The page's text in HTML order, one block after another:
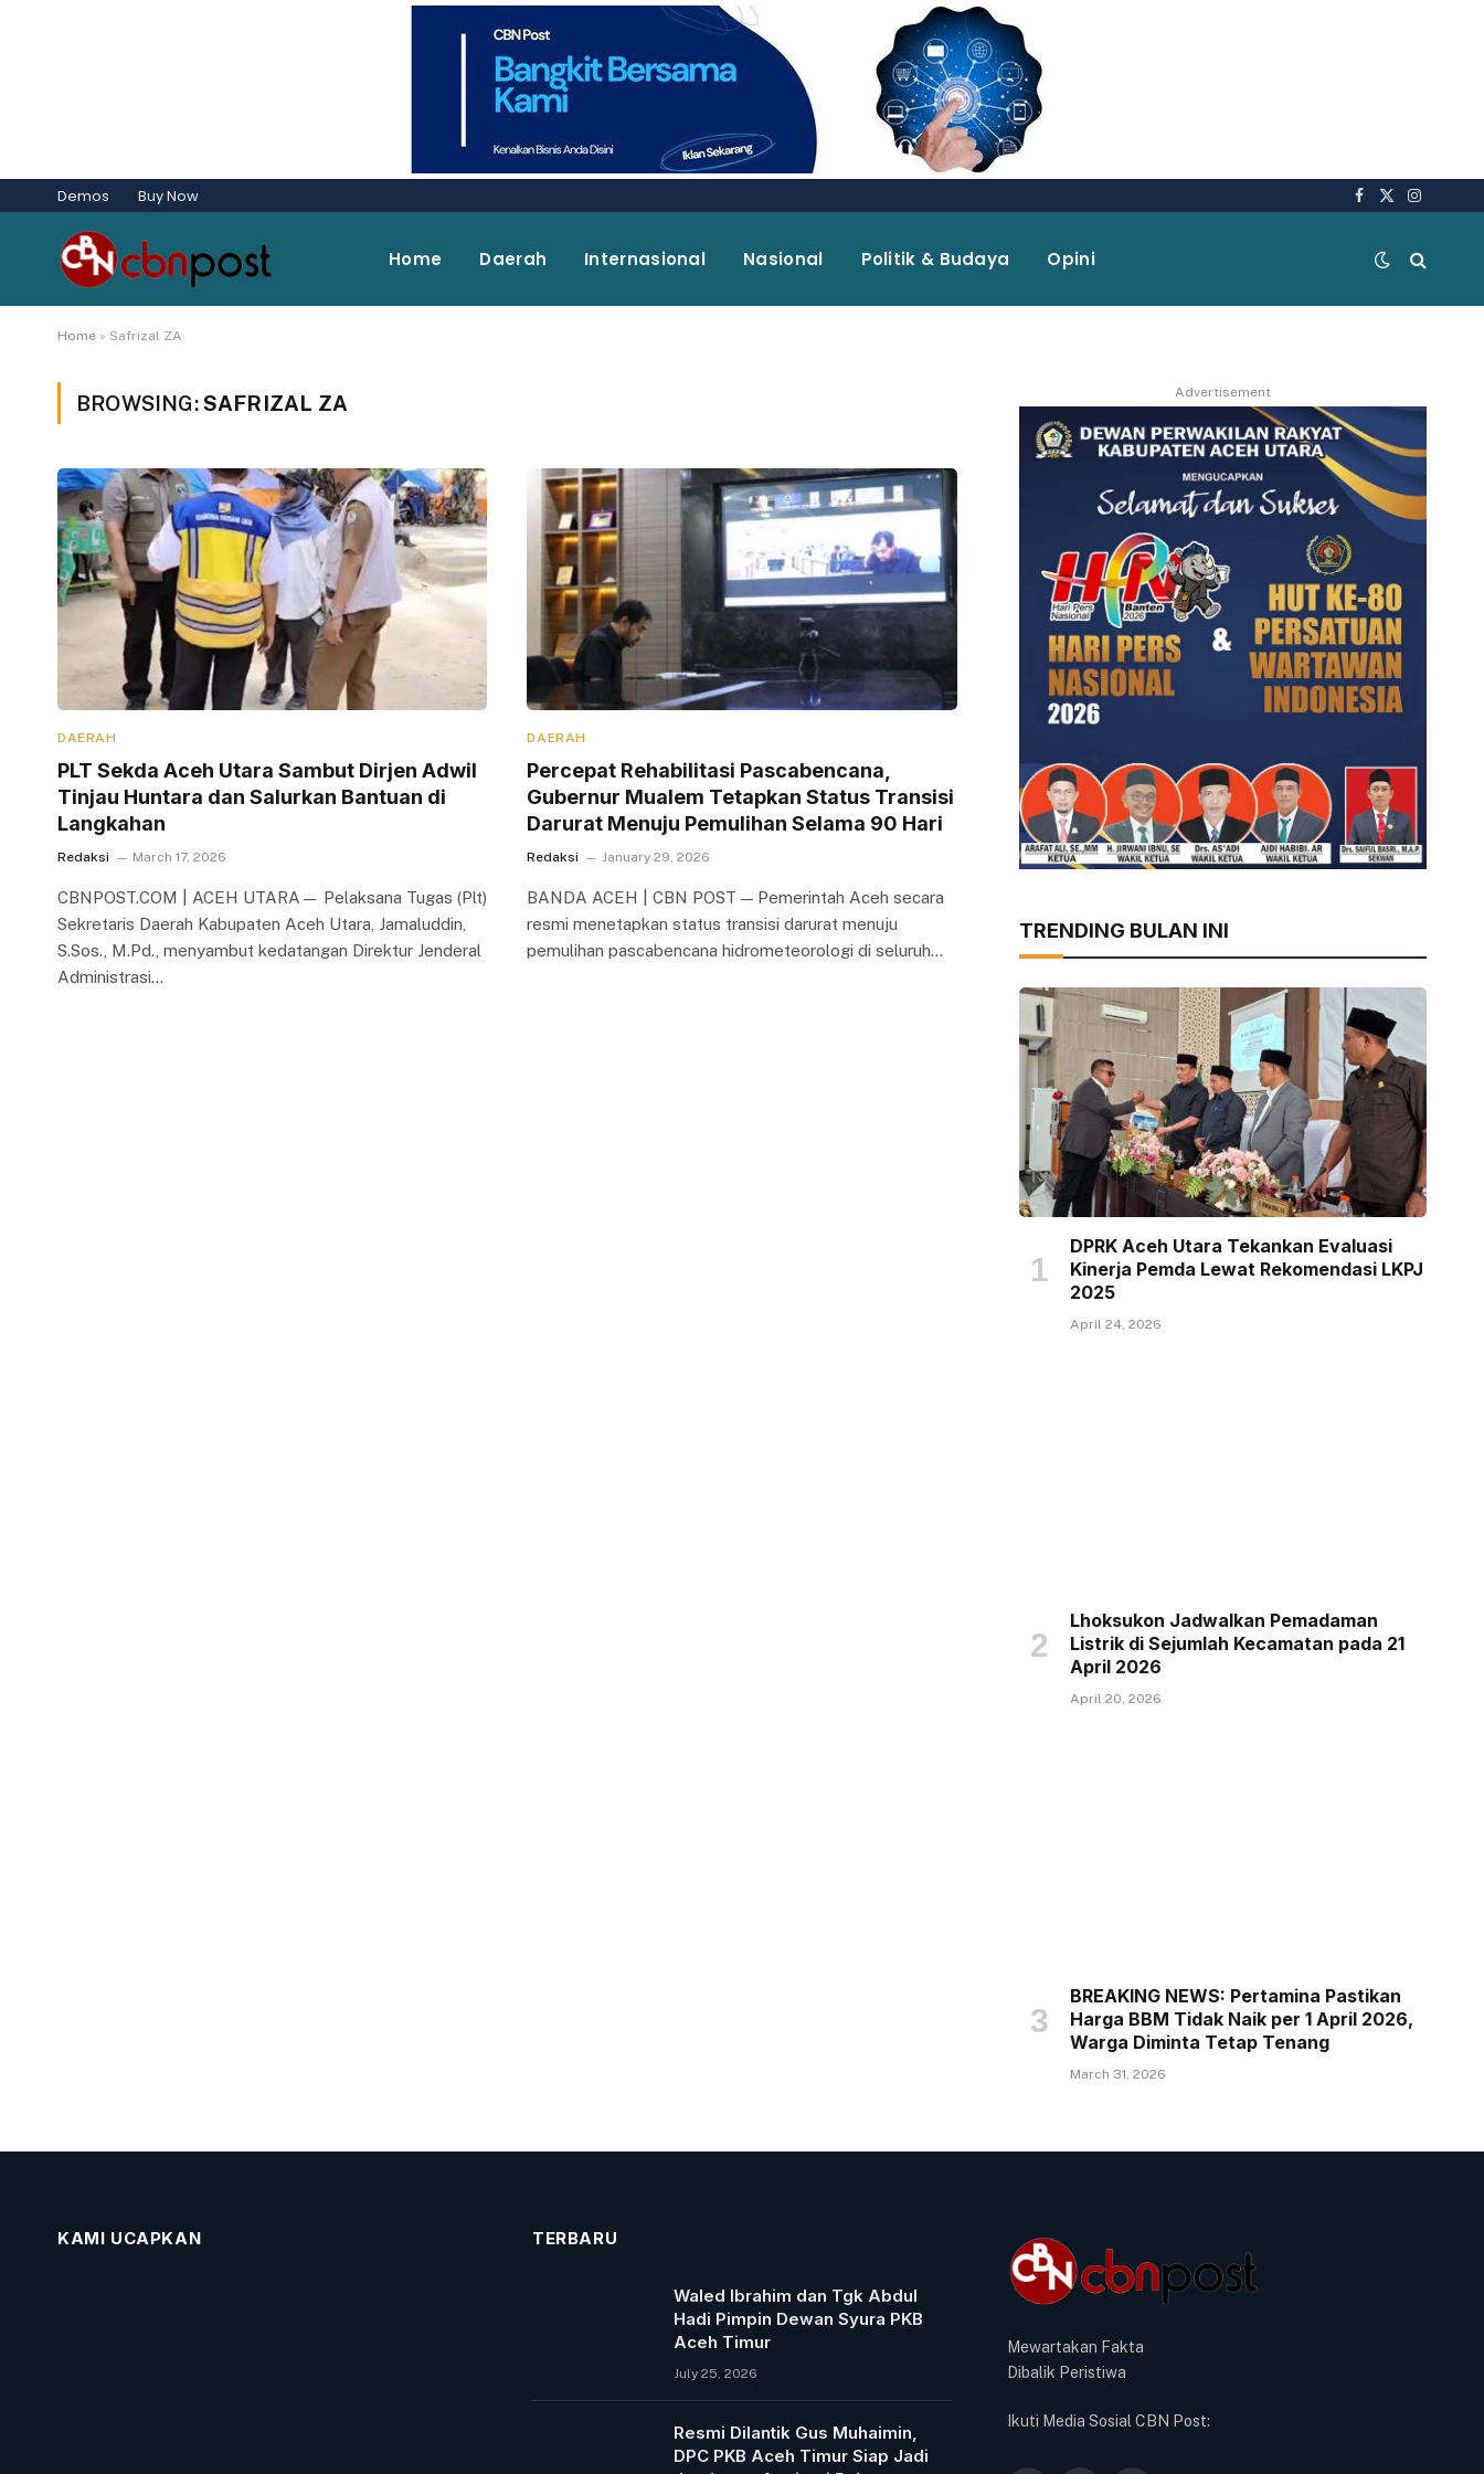
Demos Buy Now Facebook
X
Home Daerah Internasional Nasional Politik & Budaya Opini
Home » Safrizal ZA
BROWSING:SAFRIZAL ZA
DAERAH
PLT Sekda Aceh Utara Sambut Dirjen Adwil
Tinjau Huntara dan Salurkan Bantuan di
Langkahan
Redaksi March 17, 2026
CBNPOST.COM | ACEH UTARA— Pelaksana Tugas (Plt)
Sekretaris Daerah Kabupaten Aceh Utara, Jamaluddin,
S.Sos., M.Pd., menyambut kedatangan Direktur Jenderal
Administrasi…
DAERAH
Percepat Rehabilitasi Pascabencana,
Gubernur Mualem Tetapkan Status Transisi
Darurat Menuju Pemulihan Selama 90 Hari
Redaksi January 29, 2026
BANDA ACEH | CBN POST — Pemerintah Aceh secara
resmi menetapkan status transisi darurat menuju
pemulihan pascabencana hidrometeorologi di seluruh…
Advertisement
TRENDING BULAN INI
DPRK Aceh Utara Tekankan Evaluasi
Kinerja Pemda Lewat Rekomendasi LKPJ
2025
April 24, 2026
Lhoksukon Jadwalkan Pemadaman
Listrik di Sejumlah Kecamatan pada 21
April 2026
April 20, 2026
BREAKING NEWS: Pertamina Pastikan
Harga BBM Tidak Naik per 1 April 2026,
Warga Diminta Tetap Tenang
March 31, 2026
KAMI UCAPKAN TERBARU
Waled Ibrahim dan Tgk Abdul
Hadi Pimpin Dewan Syura PKB
Aceh Timur
July 25, 2026
Resmi Dilantik Gus Muhaimin,
DPC PKB Aceh Timur Siap Jadi
Mewartakan Fakta
Dibalik Peristiwa
Ikuti Media Sosial CBN Post: